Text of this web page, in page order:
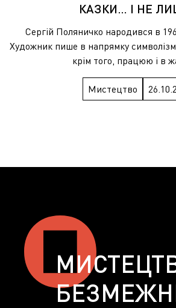
КАЗКИ… І НЕ
Сергій Поляничко народився в
Художник пише в напрямку
крім того, працюю і в
Мистецтво